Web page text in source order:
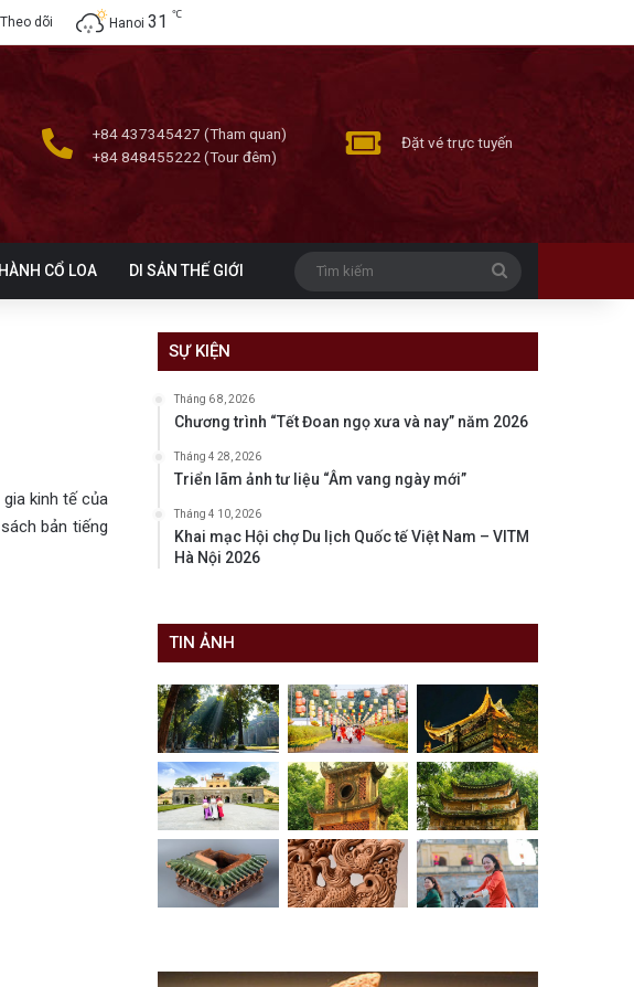
Theo dõi Hanoi 31 ℃
+84 437345427 (Tham quan)
+84 848455222 (Tour đêm)
Đặt vé trực tuyến
CỔ LOA DI SẢN THẾ GIỚI
kinh tế của
bản tiếng
SỰ KIỆN
Tháng 6 8, 2026
Chương trình “Tết Đoan ngọ xưa và nay” năm 2026
Tháng 4 28, 2026
Triển lãm ảnh tư liệu “Âm vang ngày mới”
Tháng 4 10, 2026
Khai mạc Hội chợ Du lịch Quốc tế Việt Nam – VITM
Hà Nội 2026
TIN ẢNH